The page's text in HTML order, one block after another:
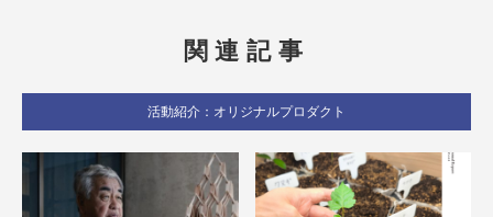
関連記事
活動紹介：オリジナルプロダクト